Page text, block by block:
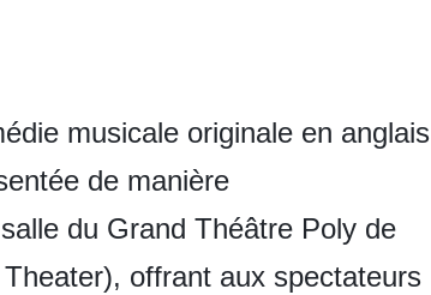
musicale originale en anglais
de manière
du Grand Théâtre Poly de
offrant aux spectateurs